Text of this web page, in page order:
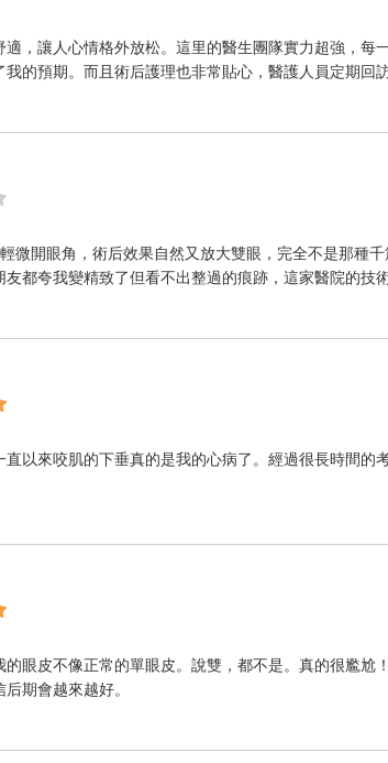
，讓人心情格外放松。這里的醫生團隊實力超強，
的預期。而且術后護理也非常貼心，醫護人員定期
開眼角，術后效果自然又放大雙眼，完全不是那種
都夸我變精致了但看不出整過的痕跡，這家醫院的技
以來咬肌的下垂真的是我的心病了。經過很長時間
眼皮不像正常的單眼皮。說雙，都不是。真的很尷
期會越來越好。